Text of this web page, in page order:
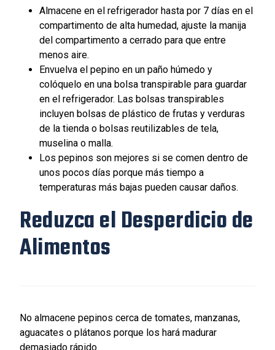
Almacene en el refrigerador hasta por 7 días en el
compartimento de alta humedad, ajuste la manija
del compartimento a cerrado para que entre
menos aire.
Envuelva el pepino en un paño húmedo y
colóquelo en una bolsa transpirable para guardar
en el refrigerador. Las bolsas transpirables
incluyen bolsas de plástico de frutas y verduras
de la tienda o bolsas reutilizables de tela,
muselina o malla.
Los pepinos son mejores si se comen dentro de
unos pocos días porque más tiempo a
temperaturas más bajas pueden causar daños.
Reduzca el Desperdicio de
Alimentos
No almacene pepinos cerca de tomates, manzanas,
aguacates o plátanos porque los hará madurar
demasiado rápido.